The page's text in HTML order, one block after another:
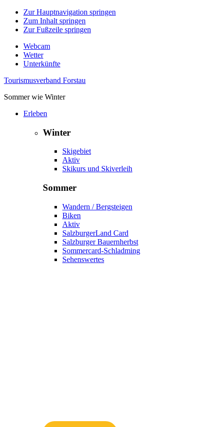
Zur Hauptnavigation springen
Zum Inhalt springen
Zur Fußzeile springen
Webcam
Wetter
Unterkünfte
Tourismusverband Forstau
Sommer wie Winter
Erleben
Winter
Skigebiet
Aktiv
Skikurs und Skiverleih
Sommer
Wandern / Bergsteigen
Biken
Aktiv
SalzburgerLand Card
Salzburger Bauernherbst
Sommercard-Schladming
Sehenswertes